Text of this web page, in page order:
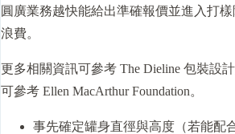
圓廣業務越快能給出準確報價並進入打
浪費。
更多相關資訊可參考 The Dieline 包裝設
可參考 Ellen MacArthur Foundation。
事先確定罐身直徑與高度（若能配